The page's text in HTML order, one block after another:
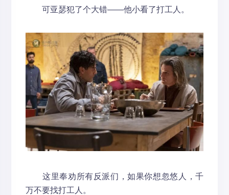
可亚瑟犯了个大错——他小看了打工人。
这里奉劝所有反派们，如果你想忽悠人，千
万不要找打工人。